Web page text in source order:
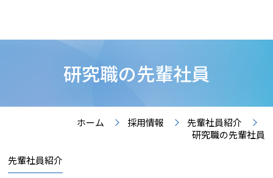
研究職の先輩社員
ホーム 採用情報
先輩社員紹介
研究職の先輩社員
先輩社員紹介